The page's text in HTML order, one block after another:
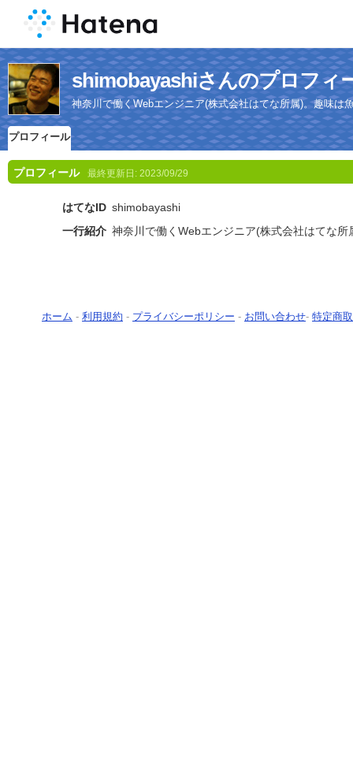
shimobayashiさんのプロフィ
神奈川で働くWebエンジニア(株式会社はてな所属)。趣味は
プロフィール
プロフィール 最終更新日: 2023/09/29
はてなID shimobayashi
一行紹介 神奈川で働くWebエンジニア(株式会社はてな
ホーム - 利用規約 - プライバシーポリシー - お問い合わせ- 特定商